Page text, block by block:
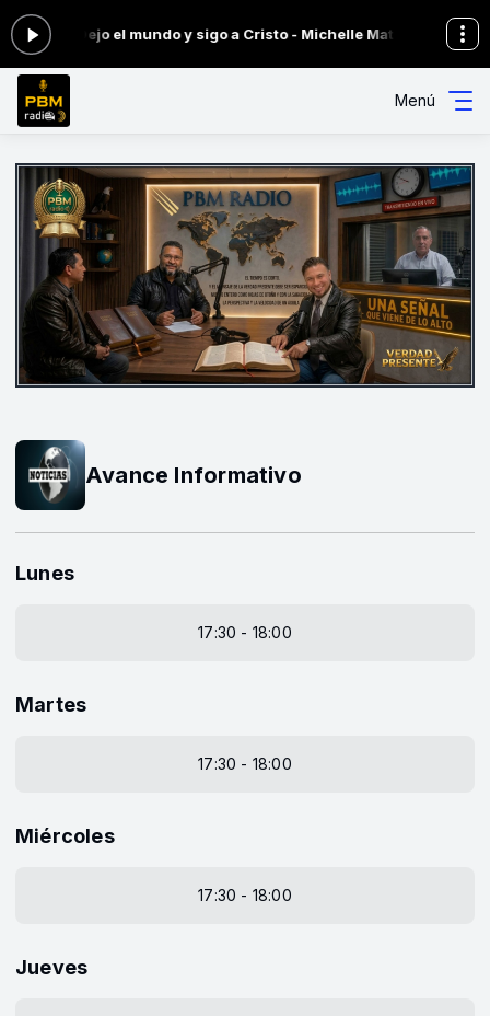
ahora: Dejo el mundo y sigo a Cristo - Michelle Matius Alabanza
Menú
Avance Informativo
Lunes
17:30 - 18:00
Martes
17:30 - 18:00
Miércoles
17:30 - 18:00
Jueves